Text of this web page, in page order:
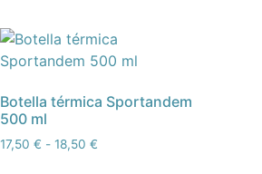
Botella térmica Sportandem
500 ml
17,50 € - 18,50 €